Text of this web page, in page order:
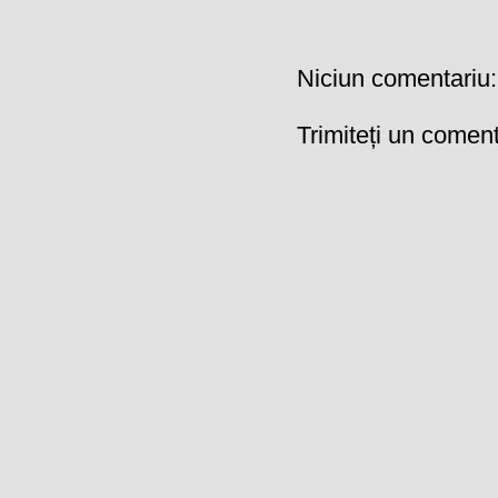
Niciun comentariu:
Trimiteți un